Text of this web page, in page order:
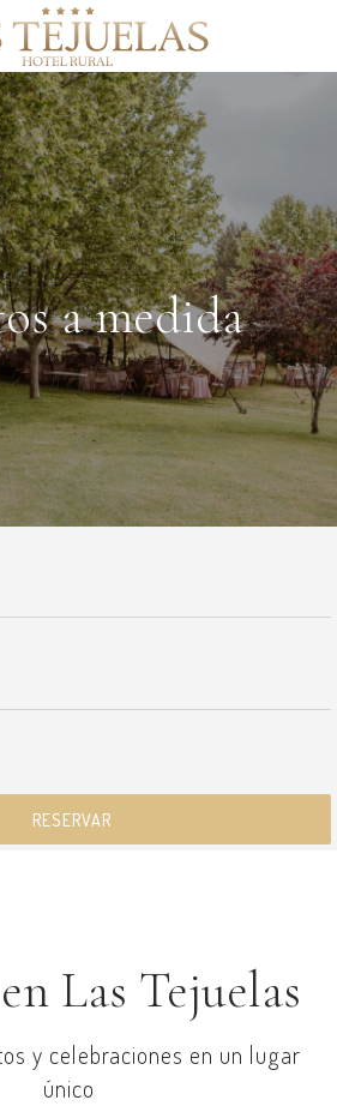
a medida
RESERVAR
Las Tejuelas
y celebraciones en un lugar
único